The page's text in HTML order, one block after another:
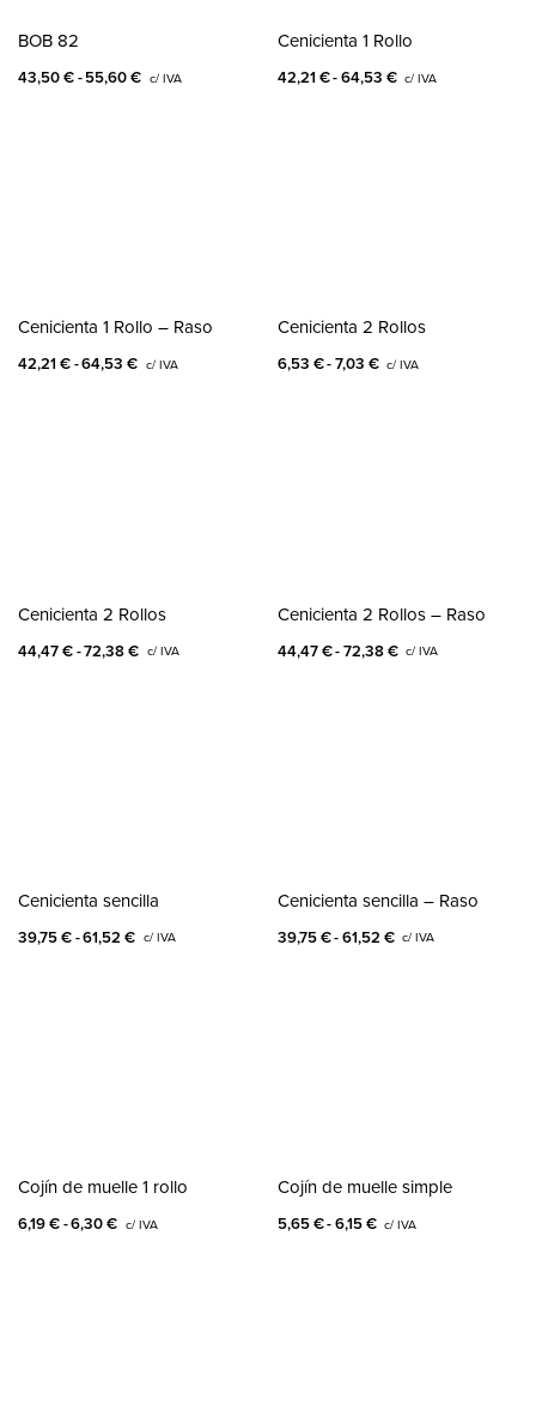
BOB 82
43,50€ 55,60€ c/ IVA
Cenicienta 1 Rollo
42,21 € 64,53 € c/ IVA
Cenicienta 1 Rollo – Raso
42,21 € 64,53€ c/ IVA
Cenicienta 2 Rollos
6,53 € 7,03 € c/ IVA
Cenicienta 2 Rollos
44,47€ 72,38€ c/ IVA
Cenicienta 2 Rollos – Raso
44,47€ 72,38€ c/ IVA
Cenicienta sencilla
39,75€ 61,52€ c/ IVA
Cenicienta sencilla – Raso
39,75€ 61,52 € c/ IVA
Cojín de muelle 1 rollo
6,19€ 6,30€ c/ IVA
Cojín de muelle simple
5,65€ 6,15€ c/ IVA